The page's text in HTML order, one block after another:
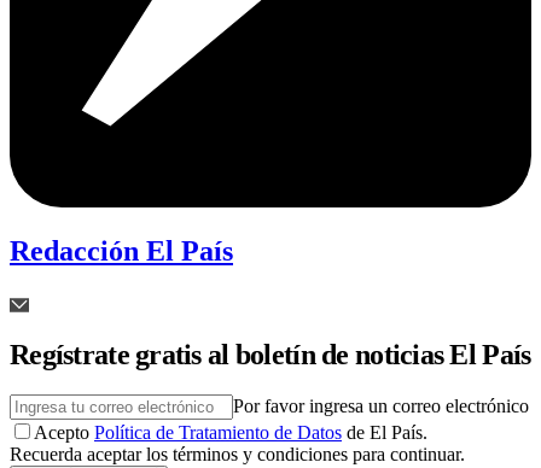
Redacción El País
Regístrate gratis al boletín de noticias El País
Por favor ingresa un correo electrónico
Acepto Política de Tratamiento de Datos de El País.
Recuerda aceptar los términos y condiciones para continuar.